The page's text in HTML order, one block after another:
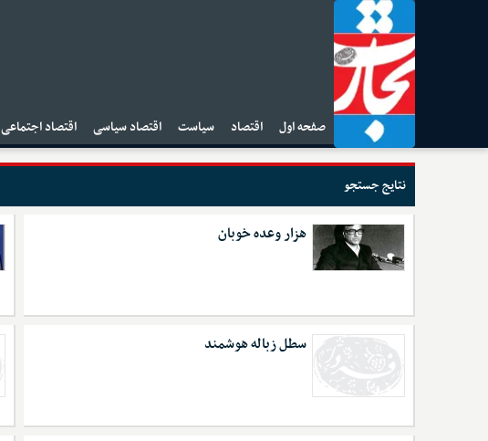
صفحه اول اقتصاد سیاست اقتصاد سیاسی اقتصاد اجتماعی
نتایج جستجو
هزار وعده خوبان
سطل زباله هوشمند